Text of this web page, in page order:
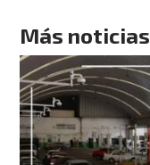
Más noticias